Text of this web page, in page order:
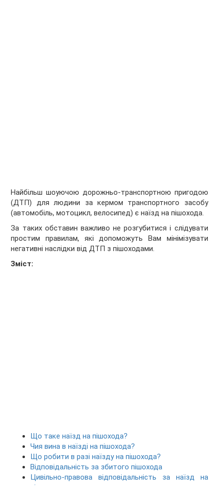
Найбільш шоуючою дорожньо-транспортною пригодою
(ДТП) для людини за кермом транспортного засобу
(автомобіль, мотоцикл, велосипед) є наїзд на пішохода.
За таких обставин важливо не розгубитися і слідувати
простим правилам, які допоможуть Вам мінімізувати
негативні наслідки від ДТП з пішоходами.
Зміст:
Що таке наїзд на пішохода?
Чия вина в наїзді на пішохода?
Що робити в разі наїзду на пішохода?
Відповідальність за збитого пішохода
Цивільно-правова відповідальність за наїзд на